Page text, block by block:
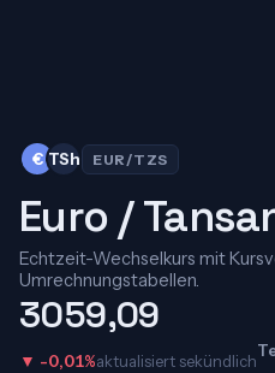
€ TSh EUR/TZS
Euro /
Echtzeit-Wechselkurs mit
Umrechnungstabellen.
3059,09
▼ -0,01%aktualisiert sekündlich